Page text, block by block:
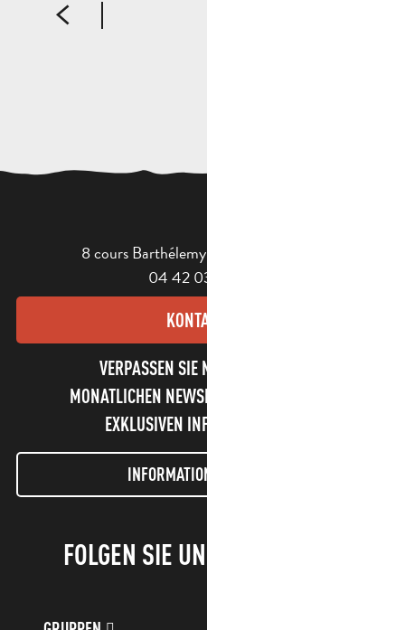
8 cours Barthélemy - 13400 Aubagne
04 42 03 49 98
KONTAKT
VERPASSEN SIE NICHT UNSEREN
MONATLICHEN NEWSLETTER UND UNSERE
EXKLUSIVEN INFORMATIONEN!
INFORMATIONEN LETTER
FOLGEN SIE UNS!